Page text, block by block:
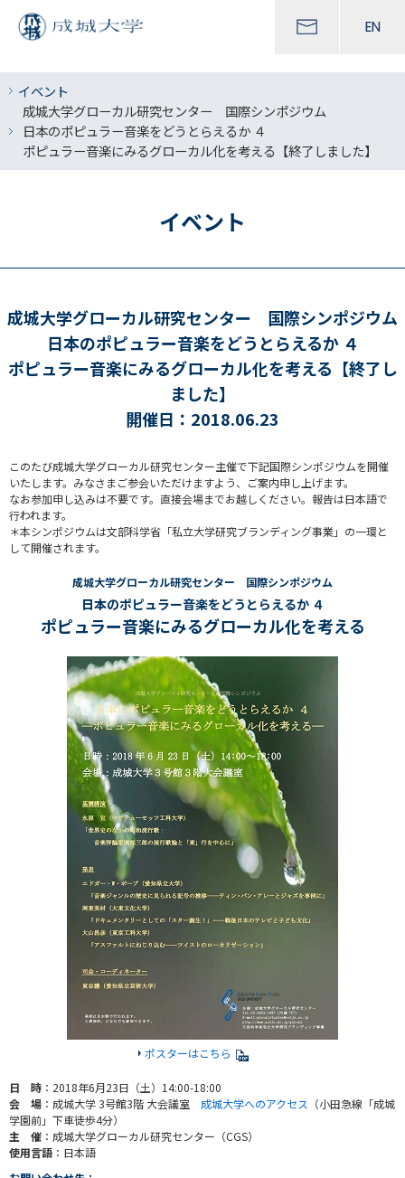
EN
イベント
成城大学グローカル研究センター 国際シンポジウム
日本のポピュラー音楽をどうとらえるか ４
ポピュラー音楽にみるグローカル化を考える【終了しました】
イベント
成城大学グローカル研究センター 国際シンポジウム
日本のポピュラー音楽をどうとらえるか ４
ポピュラー音楽にみるグローカル化を考える【終了し
ました】
開催日：2018.06.23
このたび成城大学グローカル研究センター主催で下記国際シンポジウムを開催
いたします。みなさまご参会いただけますよう、ご案内申し上げます。
なお参加申し込みは不要です。直接会場までお越しください。報告は日本語で
行われます。
＊本シンポジウムは文部科学省「私立大学研究ブランディング事業」の一環と
して開催されます。
成城大学グローカル研究センター 国際シンポジウム
日本のポピュラー音楽をどうとらえるか ４
ポピュラー音楽にみるグローカル化を考える
ポスターはこちら
日 時 ：2018年6月23日（土）14:00-18:00
会 場 ：成城大学 3号館3階 大会議室 成城大学へのアクセス （小田急線「成城
学園前」下車徒歩4分）
主 催 ：成城大学グローカル研究センター（CGS）
使用言語 ：日本語